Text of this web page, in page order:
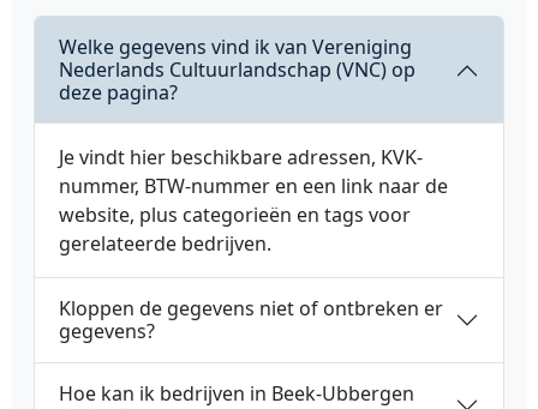
Welke gegevens vind ik van Vereniging
Nederlands Cultuurlandschap (VNC) op
deze pagina?
Je vindt hier beschikbare adressen, KVK-
nummer, BTW-nummer en een link naar de
website, plus categorieën en tags voor
gerelateerde bedrijven.
Kloppen de gegevens niet of ontbreken er
gegevens?
Hoe kan ik bedrijven in Beek-Ubbergen